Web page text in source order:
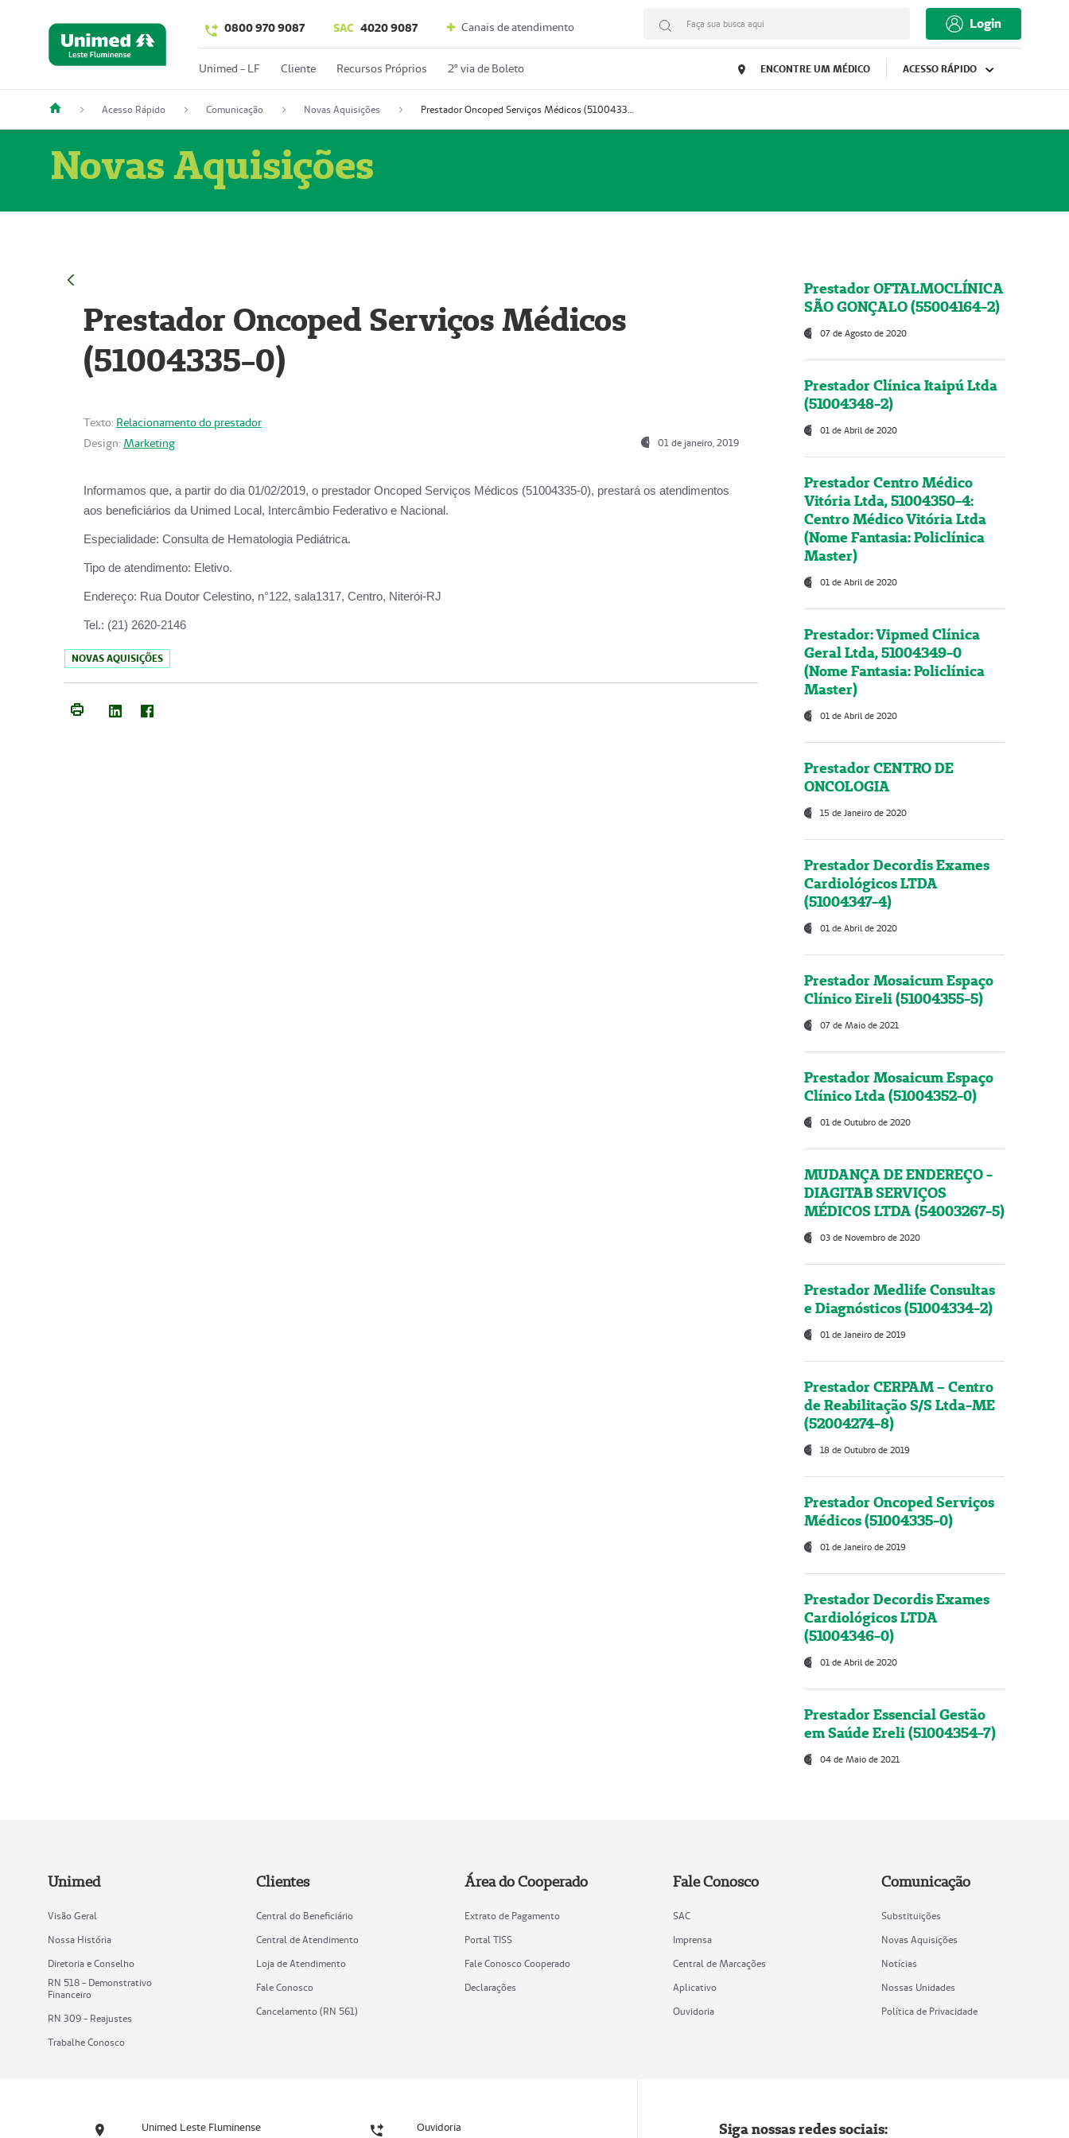
0800 970 9087 SAC 4020 9087 Canais de atendimento Faça sua busca aqui Login
Unimed - LF Cliente Recursos Próprios 2º via de Boleto ENCONTRE UM MÉDICO ACESSO RÁPIDO
Acesso Rápido Comunicação Novas Aquisições Prestador Oncoped Serviços Médicos (51004335-0)
Novas Aquisições
Prestador Oncoped Serviços Médicos
(51004335-0)
Texto: Relacionamento do prestador
Design: Marketing 01 de janeiro, 2019
Informamos que, a partir do dia 01/02/2019, o prestador Oncoped Serviços Médicos (51004335-0), prestará os atendimentos
aos beneficiários da Unimed Local, Intercâmbio Federativo e Nacional.
Especialidade: Consulta de Hematologia Pediátrica.
Tipo de atendimento: Eletivo.
Endereço: Rua Doutor Celestino, n°122, sala1317, Centro, Niterói-RJ
Tel.: (21) 2620-2146
NOVAS AQUISIÇÕES
Prestador OFTALMOCLÍNICA
SÃO GONÇALO (55004164-2)
07 de Agosto de 2020
Prestador Clínica Itaipú Ltda
(51004348-2)
01 de Abril de 2020
Prestador Centro Médico
Vitória Ltda, 51004350-4:
Centro Médico Vitória Ltda
(Nome Fantasia: Policlínica
Master)
01 de Abril de 2020
Prestador: Vipmed Clínica
Geral Ltda, 51004349-0
(Nome Fantasia: Policlínica
Master)
01 de Abril de 2020
Prestador CENTRO DE
ONCOLOGIA
15 de Janeiro de 2020
Prestador Decordis Exames
Cardiológicos LTDA
(51004347-4)
01 de Abril de 2020
Prestador Mosaicum Espaço
Clínico Eireli (51004355-5)
07 de Maio de 2021
Prestador Mosaicum Espaço
Clínico Ltda (51004352-0)
01 de Outubro de 2020
MUDANÇA DE ENDEREÇO -
DIAGITAB SERVIÇOS
MÉDICOS LTDA (54003267-5)
03 de Novembro de 2020
Prestador Medlife Consultas
e Diagnósticos (51004334-2)
01 de Janeiro de 2019
Prestador CERPAM – Centro
de Reabilitação S/S Ltda-ME
(52004274-8)
18 de Outubro de 2019
Prestador Oncoped Serviços
Médicos (51004335-0)
01 de Janeiro de 2019
Prestador Decordis Exames
Cardiológicos LTDA
(51004346-0)
01 de Abril de 2020
Prestador Essencial Gestão
em Saúde Ereli (51004354-7)
04 de Maio de 2021
Unimed
Visão Geral
Nossa História
Diretoria e Conselho
RN 518 - Demonstrativo
Financeiro
RN 309 - Reajustes
Trabalhe Conosco
Clientes
Central do Beneficiário
Central de Atendimento
Loja de Atendimento
Fale Conosco
Cancelamento (RN 561)
Área do Cooperado
Extrato de Pagamento
Portal TISS
Fale Conosco Cooperado
Declarações
Fale Conosco
SAC
Imprensa
Central de Marcações
Aplicativo
Ouvidoria
Comunicação
Substituições
Novas Aquisições
Notícias
Nossas Unidades
Política de Privacidade
Unimed Leste Fluminense Ouvidoria Siga nossas redes sociais: